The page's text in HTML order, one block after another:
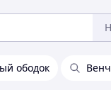
ободок